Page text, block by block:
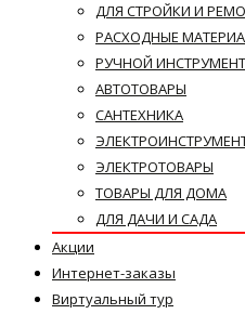
ДЛЯ СТРОЙКИ И
РАСХОДНЫЕ
РУЧНОЙ ИНСТРУМЕНТ
АВТОТОВАРЫ
САНТЕХНИКА
ЭЛЕКТРОТОВАРЫ
ТОВАРЫ ДЛЯ ДОМА
ДЛЯ ДАЧИ И САДА
Акции
Интернет-заказы
Виртуальный тур